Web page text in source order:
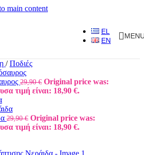
main content
EL
EN
/ Ποδιές
29,90€ Original price was:
τιμή είναι: 18,90 €.
29,90€ Original price was:
τιμή είναι: 18,90 €.